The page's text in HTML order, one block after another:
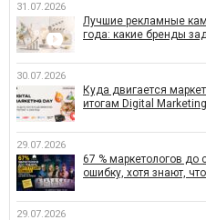
31.07.2026
Лучшие рекламные
года: какие бренды
30.07.2026
Куда двигается
итогам Digital
29.07.2026
67 % маркетологов до
ошибку, хотя знают,
29.07.2026